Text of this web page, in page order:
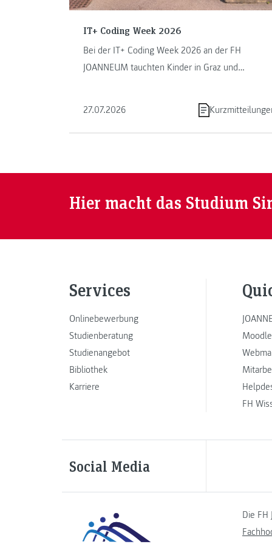
IT+ Coding Week 2026
Bei der IT+ Coding Week 2026 an der FH
JOANNEUM tauchten Kinder in Graz und
27.07.2026
Hier macht das Studium
Services
Onlinebewerbung
Studienberatung
Studienangebot
Bibliothek
Karriere
FH
Social Media
Die FH